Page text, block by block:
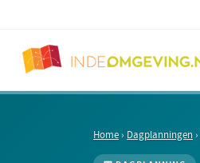
Home › Dagplanningen ›